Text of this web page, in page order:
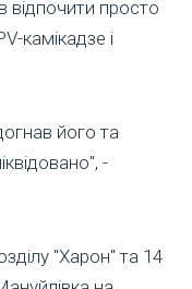
відпочити просто
камікадзе і
його та
-
"Харон" та 14